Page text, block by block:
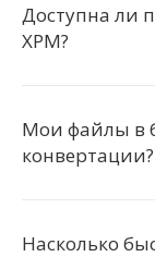
Доступна ли
XPM?
Мои файлы в
конвертации?
Насколько